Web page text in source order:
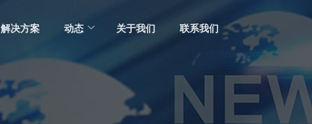
解决方案 动态 关于我们 联系我们